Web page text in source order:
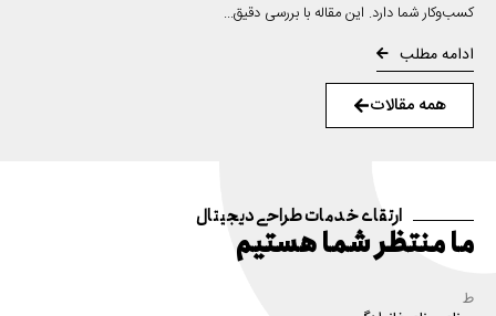
کسب‌وکار شما دارد. این مقاله با بررسی دقیق...
ادامه مطلب
همه مقالات
ارتقای خدمات طراحی دیجیتال
ما منتظر شما هستیم
ط